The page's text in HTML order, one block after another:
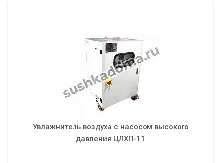
Увлажнитель воздуха с насосом высокого
давления ЦЛХП-11
давления ЦЛХП-11
Увлажнитель воздуха с запотевающим насосом высокого
давления (с баком)